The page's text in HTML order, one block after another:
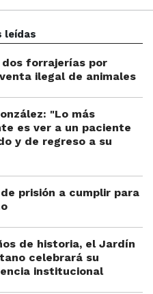
leídas
dos forrajerías por
ilegal de animales
"Lo más
es ver a un paciente
y de regreso a su
de prisión a cumplir para
de historia, el Jardín
celebrará su
institucional